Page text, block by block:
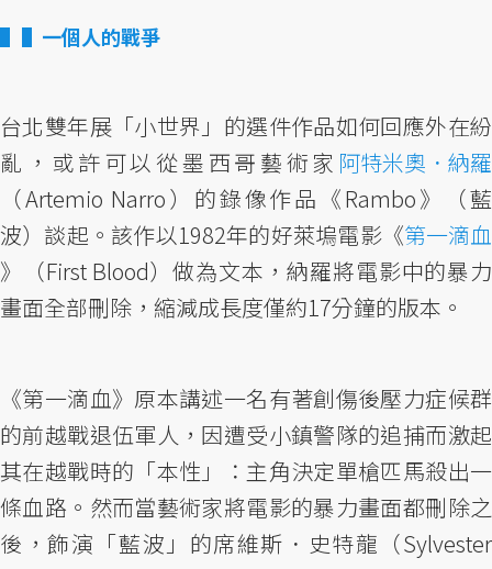
▌一個人的戰爭
台北雙年展「小世界」的選件作品如何回應外在紛
亂，或許可以從墨西哥藝術家 阿特米奧．納羅
（Artemio Narro）的錄像作品《Rambo》（藍
波）談起。該作以1982年的好萊塢電影《第一滴血
》（First Blood）做為文本，納羅將電影中的暴力
畫面全部刪除，縮減成長度僅約17分鐘的版本。
《第一滴血》原本講述一名有著創傷後壓力症候群
的前越戰退伍軍人，因遭受小鎮警隊的追捕而激起
其在越戰時的「本性」：主角決定單槍匹馬殺出一
條血路。然而當藝術家將電影的暴力畫面都刪除之
後，飾演「藍波」的席維斯．史特龍（Sylvester